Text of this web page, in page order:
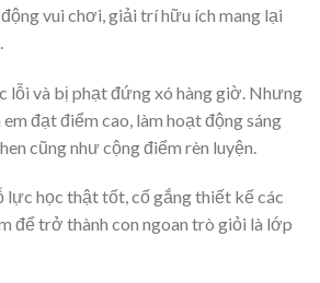
vui chơi, giải trí hữu ích mang lại
lỗi và bị phạt đứng xó hàng giờ. Nhưng
đạt điểm cao, làm hoạt động sáng
cũng như cộng điểm rèn luyện.
lực học thật tốt, cố gắng thiết kế các
để trở thành con ngoan trò giỏi là lớp